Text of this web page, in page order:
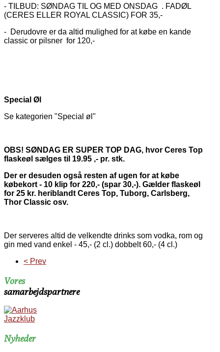
- TILBUD: SØNDAG TIL OG MED ONSDAG . FADØL
(CERES ELLER ROYAL CLASSIC) FOR 35,-
- Derudovre er da altid mulighed for at købe en kande
classic or pilsner for 120,-
Special Øl
Se kategorien "Special øl"
OBS! SØNDAG ER SUPER TOP DAG, hvor Ceres Top
flaskeøl sælges til 19.95 ,- pr. stk.
Der er desuden også resten af ugen for at købe
købekort - 10 klip for 220,- (spar 30,-). Gælder flaskeøl
for 25 kr. heriblandt Ceres Top, Tuborg, Carlsberg,
Thor Classic osv.
Der serveres altid de velkendte drinks som vodka, rom og
gin med vand enkel - 45,- (2 cl.) dobbelt 60,- (4 cl.)
< Prev
Vores
samarbejdspartnere
Nyheder